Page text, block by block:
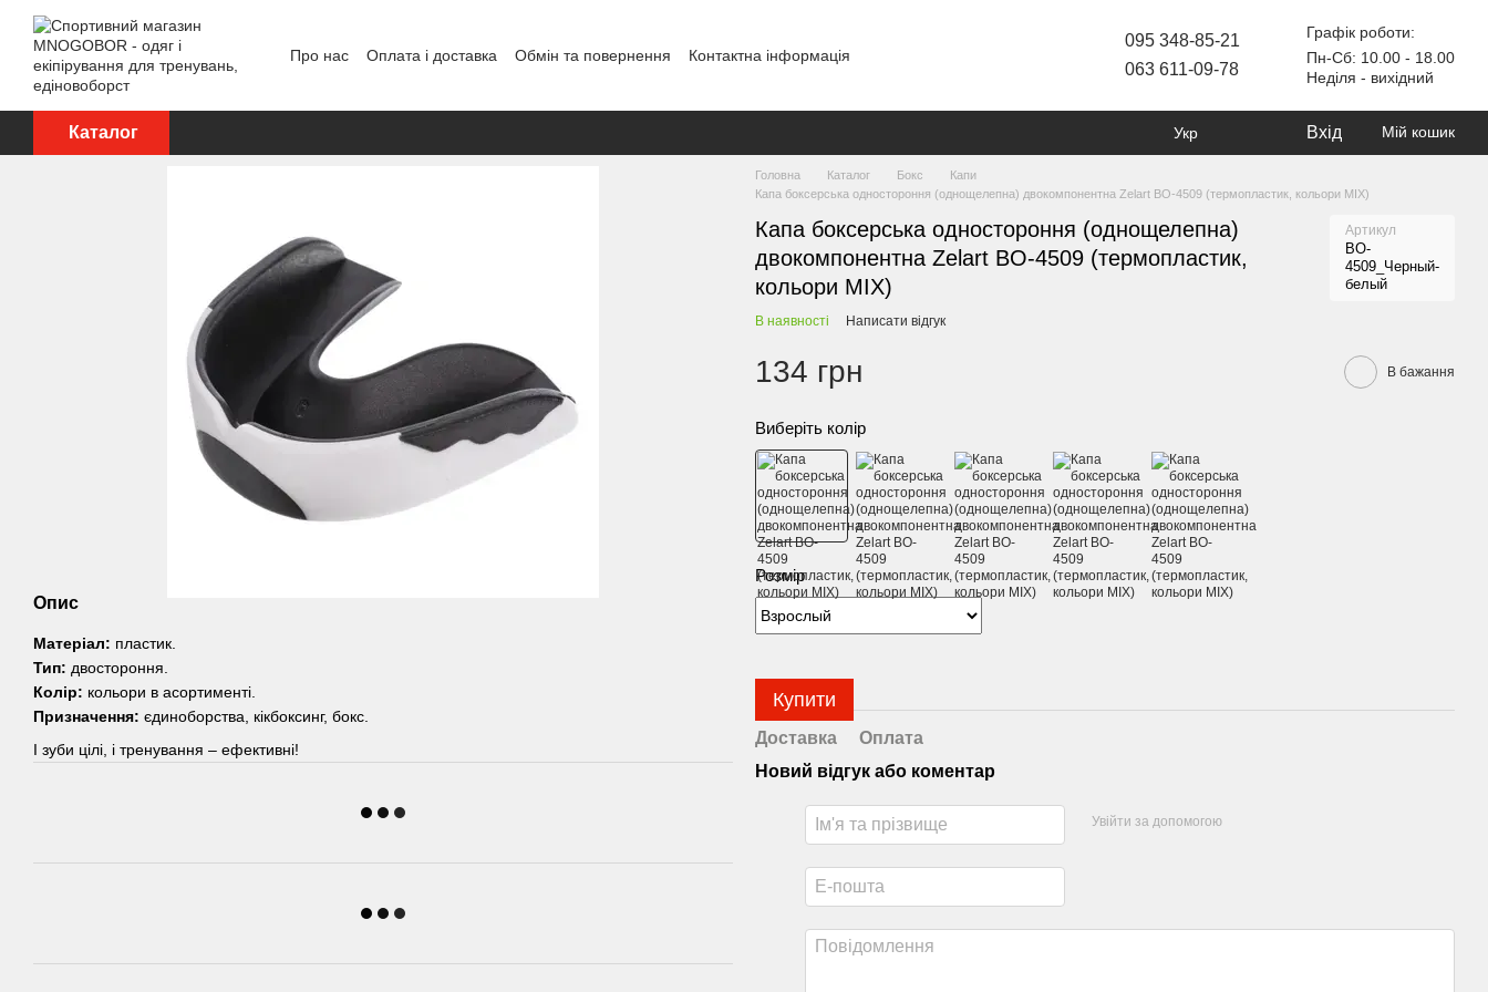
Перейти до основного контенту
Про нас Оплата і доставка Обмін та повернення
Контактна інформація
095 348-85-21
063 611-09-78
Графік роботи:
Пн-Сб: 10.00 - 18.00
Неділя - вихідний
Каталог Укр Вхід Мій кошик
Опис
Матеріал: пластик.
Тип: двостороння.
Колір: кольори в асортименті.
Призначення: єдиноборства, кікбоксинг, бокс.
І зуби цілі, і тренування – ефективні!
Головна Каталог Бокс
Капи
Капа боксерська одностороння (однощелепна) двокомпонентна Zelart BO-4509 (термопластик, кольори MIX)
Капа боксерська одностороння (однощелепна)
двокомпонентна Zelart BO-4509 (термопластик,
кольори MIX)
Артикул
BO-
4509_Черный-
белый
В наявності Написати відгук
134 грн В бажання
Виберіть колір
Розмір
Купити
Доставка
Оплата
Новий відгук або коментар
Увійти за допомогою